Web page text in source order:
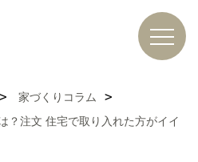
家づくりコラム
？注文 住宅で取り入れた方がイイ